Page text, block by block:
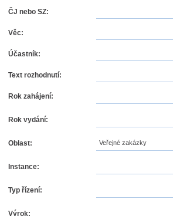
ČJ nebo SZ:
Věc:
Účastník:
Text rozhodnutí:
Rok zahájení:
Rok vydání:
Oblast: Veřejné zakázky
Instance:
Typ řízení:
Výrok: